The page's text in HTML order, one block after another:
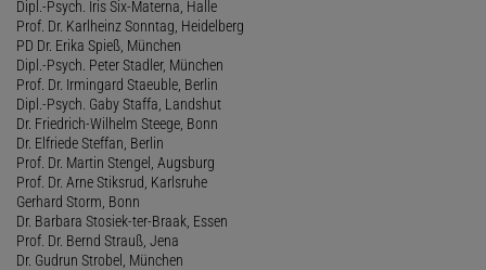
Dipl.-Psych. Iris Six-Materna, Halle
Prof. Dr. Karlheinz Sonntag, Heidelberg
PD Dr. Erika Spieß, München
Dipl.-Psych. Peter Stadler, München
Prof. Dr. Irmingard Staeuble, Berlin
Dipl.-Psych. Gaby Staffa, Landshut
Dr. Friedrich-Wilhelm Steege, Bonn
Dr. Elfriede Steffan, Berlin
Prof. Dr. Martin Stengel, Augsburg
Prof. Dr. Arne Stiksrud, Karlsruhe
Gerhard Storm, Bonn
Dr. Barbara Stosiek-ter-Braak, Essen
Prof. Dr. Bernd Strauß, Jena
Dr. Gudrun Strobel, München